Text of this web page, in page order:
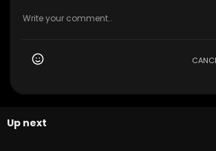
Up next